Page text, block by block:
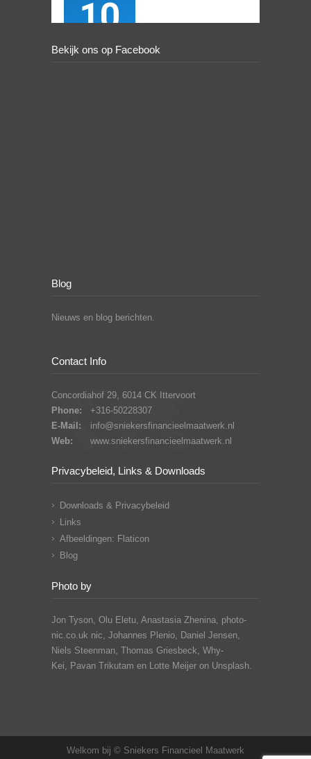
Bekijk ons op Facebook
Blog
Nieuws en blog berichten.
Contact Info
Concordiahof 29, 6014 CK Ittervoort
Phone:
+316-50228307
E-Mail:
info@sniekersfinancieelmaatwerk.nl
Web:
www.sniekersfinancieelmaatwerk.nl
Privacybeleid, Links & Downloads
Downloads & Privacybeleid
Links
Afbeeldingen: Flaticon
Blog
Photo by
Jon Tyson, Olu Eletu, Anastasia Zhenina, photo-
nic.co.uk nic, Johannes Plenio, Daniel Jensen,
Niels Steenman, Thomas Griesbeck, Why-
Kei, Pavan Trikutam en Lotte Meijer on Unsplash.
Welkom bij © Sniekers Financieel Maatwerk